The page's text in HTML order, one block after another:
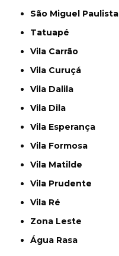
São Miguel Paulista
Tatuapé
Vila Carrão
Vila Curuçá
Vila Dalila
Vila Dila
Vila Esperança
Vila Formosa
Vila Matilde
Vila Prudente
Vila Ré
Zona Leste
Água Rasa